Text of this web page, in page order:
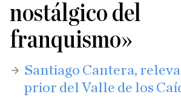
nostálgico del
franquismo»
Santiago Cantera,
prior del Valle de los